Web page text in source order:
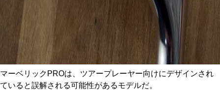
マーベリックPROは、ツアープレーヤー向けにデザインされ
ていると誤解される可能性があるモデルだ。